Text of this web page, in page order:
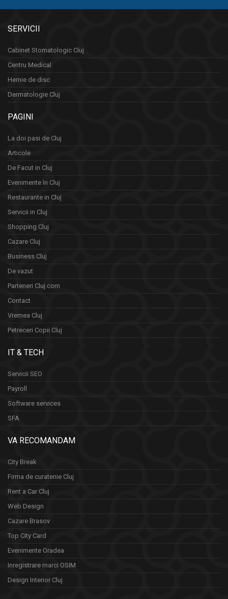
SERVICII
Cabinet Stomatologic Cluj
Centru Medical
Hernie de disc
Dermatologie Cluj
PAGINI
La doi pasi de Cluj
Articole
De Facut in Cluj
Evenimente în Cluj
Restaurante in Cluj
Servicii in Cluj
Shopping Cluj
Cazare Cluj
Business Cluj
De vazut
Parteneri Cluj.com
Contact
Vremea Cluj
Petreceri Copii Cluj
IT & TECH
Servicii SEO
Payroll
Software services
SFA
VA RECOMANDAM
City Break
Firma de curatenie Cluj
Rent a Car Cluj
Web Design
Cazare Brasov
Top City Card
Evenimente Oradea
Inregistrare marci OSIM
Design Interior Cluj